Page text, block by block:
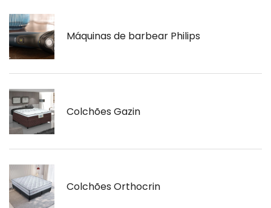
Máquinas de barbear Philips
Colchões Gazin
Colchões Orthocrin